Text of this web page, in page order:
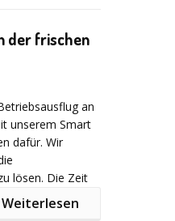
darauf
setzen
langlebige
– Euro“ des
Angkor Center
das
der frischen
an
unserem Smart
dafür. Wir
lösen. Die Zeit
und alle
Weiterlesen